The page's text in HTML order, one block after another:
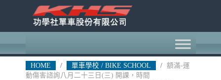
HOME / 單車學校 / BIKE SCHOOL /
額滿-運
動傷害諮詢八月二十三日(三) 開課，時間